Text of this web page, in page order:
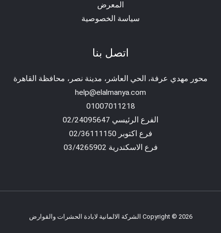
المعرض
سياسة الخصوصية
اتصل بنا
محور مهدي عرفة، الحي العاشر، مدينة نصر، محافظة القاهرة‬
help@elalmanya.com
01007011218
الفرع الرئيسي 02/24095647
فرع اكتوبر 02/36111150
فرع الاسكندرية 03/4265902
Copyright © 2026 الشركة الالمانية لابادة الحشرات والقوارض